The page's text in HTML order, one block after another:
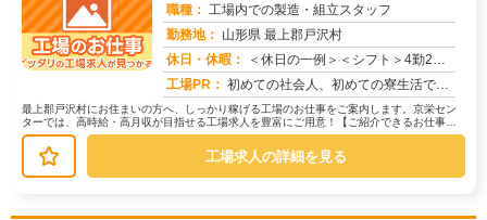
職種： 工場内での製造・組立スタッフ
勤務地： 山形県 最上郡戸沢村
休日・休暇：
＜休日の一例＞＜シフト＞4勤2休＜休日＞工場カレンダーによる★長期休暇あり★有給休暇あり※配属先により休日・勤務形...
工場PR： 初めての社会人、初めての寮生活でも安心！☆家具付き寮で初期費用0円！テレビ、エアコン、冷蔵庫など生活に必要な家電が...
最上郡戸沢村にお住まいの方へ、しっかり稼げる工場のお仕事をご案内します。京栄セン
ターでは、高時給・高月収が目指せる工場求人を豊富にご用意！【ご紹介できるお仕事の
一例】◇ 製造ラインでの組立・加工...
工場求人の詳細を見る